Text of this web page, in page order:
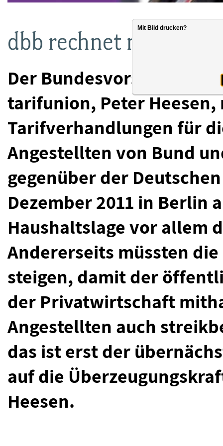
dbb rechnet mit
Der Bundesvorsitzende
tarifunion, Peter
Tarifverhandlungen für
Angestellten von Bund
gegenüber der
Dezember 2011 in Berlin
Haushaltslage vor allem
Andererseits müssten
steigen, damit der
der Privatwirtschaft
Angestellten auch
das ist erst der
auf die
Heesen.
Mit Bild drucken?